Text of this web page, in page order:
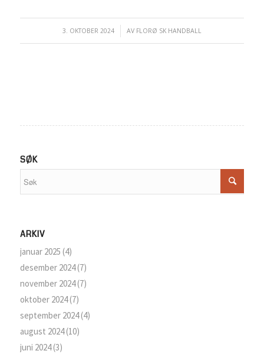
3. OKTOBER 2024
/ AV FLORØ SK HANDBALL
SØK
ARKIV
januar 2025 (4)
desember 2024(7)
november 2024(7)
oktober 2024(7)
september 2024(4)
august 2024(10)
juni 2024(3)